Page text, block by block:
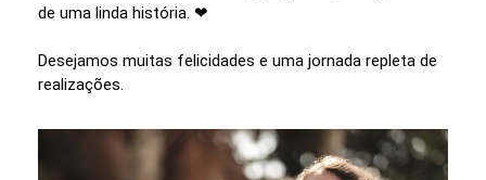
de uma linda história. ❤
Desejamos muitas felicidades e uma jornada repleta de
realizações.